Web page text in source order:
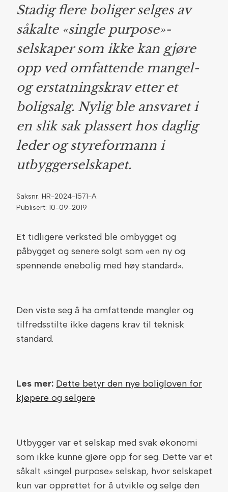
Stadig flere boliger selges av
såkalte «single purpose»-
selskaper som ikke kan gjøre
opp ved omfattende mangel-
og erstatningskrav etter et
boligsalg. Nylig ble ansvaret i
en slik sak plassert hos daglig
leder og styreformann i
utbyggerselskapet.
Saksnr. HR-2024-1571-A
Publisert: 10-09-2019
Et tidligere verksted ble ombygget og
påbygget og senere solgt som «en ny og
spennende enebolig med høy standard».
Den viste seg å ha omfattende mangler og
tilfredsstilte ikke dagens krav til teknisk
standard.
Les mer: Dette betyr den nye boligloven for
kjøpere og selgere
Utbygger var et selskap med svak økonomi
som ikke kunne gjøre opp for seg. Dette var et
såkalt «singel purpose» selskap, hvor selskapet
kun var opprettet for å utvikle og selge den